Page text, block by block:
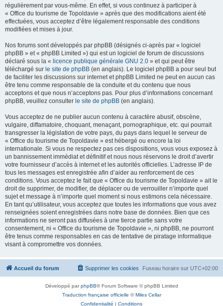
régulièrement par vous-même. En effet, si vous continuez à participer à
« Office du tourisme de Topoldavie » après que des modifications aient été
effectuées, vous acceptez d’être légalement responsable des conditions
modifiées et mises à jour.
Nos forums sont développés par phpBB (désignés ci-après par « logiciel
phpBB » et « phpBB Limited ») qui est un logiciel de forum de discussions
déclaré sous la « licence publique générale GNU 2.0 » et qui peut être
téléchargé sur le site de phpBB (en anglais). Le logiciel phpBB a pour seul but
de faciliter les discussions sur internet et phpBB Limited ne peut en aucun cas
être tenu comme responsable de la conduite et du contenu que nous
acceptons et que nous n’acceptons pas. Pour plus d’informations concernant
phpBB, veuillez consulter le site de phpBB (en anglais).
Vous acceptez de ne publier aucun contenu à caractère abusif, obscène,
vulgaire, diffamatoire, choquant, menaçant, pornographique, etc. qui pourrait
transgresser la législation de votre pays, du pays dans lequel le serveur de
« Office du tourisme de Topoldavie » est hébergé ou encore la loi
internationale. Si vous ne respectez pas ces dispositions, vous vous exposez à
un bannissement immédiat et définitif et nous nous réservons le droit d’avertir
votre fournisseur d’accès à internet et les autorités officielles. L’adresse IP de
tous les messages est enregistrée afin d’aider au renforcement de ces
conditions. Vous acceptez le fait que « Office du tourisme de Topoldavie » ait le
droit de supprimer, de modifier, de déplacer ou de verrouiller n’importe quel
sujet et message à n’importe quel moment si nous estimons cela nécessaire.
En tant qu’utilisateur, vous acceptez que toutes les informations que vous avez
renseignées soient enregistrées dans notre base de données. Bien que ces
informations ne seront pas diffusées à une tierce partie sans votre
consentement, ni « Office du tourisme de Topoldavie », ni phpBB, ne pourront
être tenus comme responsables en cas de tentative de piratage informatique
visant à compromettre vos données.
Accueil du forum Fuseau horaire sur UTC+02:00
Supprimer les cookies
Développé parphpBB® Forum Software © phpBB Limited
Traduction française officielle ©Miles Cellar
Confidentialité | Conditions